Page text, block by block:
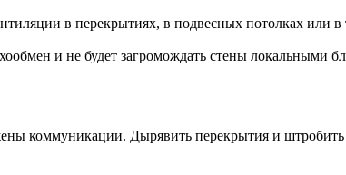
в перекрытиях, в подвесных потолках или в
и не будет загромождать стены локальными
коммуникации. Дырявить перекрытия и штробить